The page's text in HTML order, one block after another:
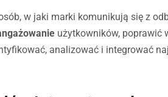
w jaki marki komunikują się z
użytkowników, poprawić
analizować i integrować